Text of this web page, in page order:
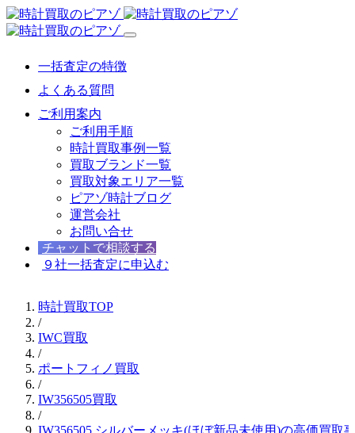
一括査定の特徴
よくある質問
ご利用案内
ご利用手順
時計買取事例一覧
買取ブランド一覧
買取対象エリア一覧
ピアゾ時計ブログ
運営会社
お問い合せ
チャットで相談する
９社一括査定に申込む
時計買取TOP
/
IWC買取
/
ポートフィノ買取
/
IW356505買取
/
IW356505 シルバーメッキ(ほぼ新品未使用)の高価買取